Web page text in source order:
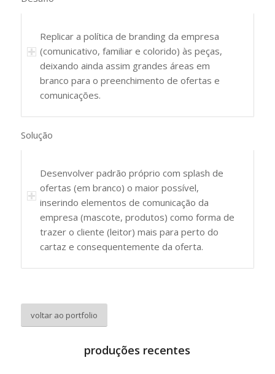
Replicar a política de branding da empresa
(comunicativo, familiar e colorido) às peças,
deixando ainda assim grandes áreas em
branco para o preenchimento de ofertas e
comunicações.
Solução
Desenvolver padrão próprio com splash de
ofertas (em branco) o maior possível,
inserindo elementos de comunicação da
empresa (mascote, produtos) como forma de
trazer o cliente (leitor) mais para perto do
cartaz e consequentemente da oferta.
voltar ao portfolio
produções recentes